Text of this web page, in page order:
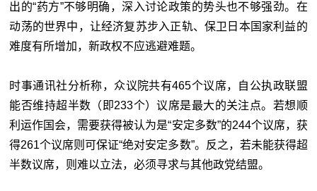
出的“药方”不够明确，深入讨论政策的势头也不够强劲。在
动荡的世界中，让经济复苏步入正轨、保卫日本国家利益的
难度有所增加，新政权不应逃避难题。
时事通讯社分析称，众议院共有465个议席，自公执政联盟
能否维持超半数（即233个）议席是最大的关注点。若想顺
利运作国会，需要获得被认为是“安定多数”的244个议席，获
得261个议席则可保证“绝对安定多数”。反之，若未能获得超
半数议席，则难以立法，必须寻求与其他政党结盟。